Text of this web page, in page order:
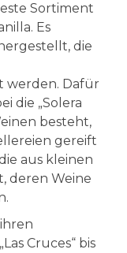
Sortiment
Es
die
werden. Dafür
die „Solera
besteht,
gereift
aus kleinen
deren Weine
Cruces“ bis